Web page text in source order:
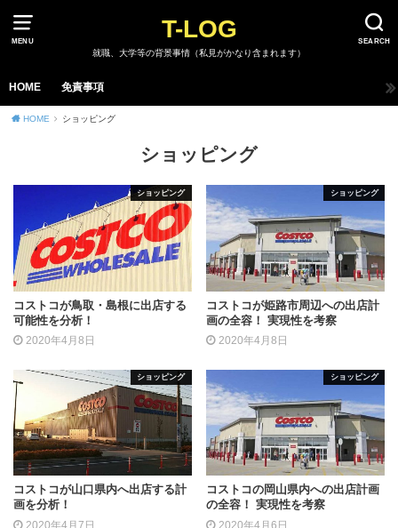
MENU SEARCH
T-LOG
就職、大学等の背景事情（私見がかなり含まれます）
HOME 免責事項
HOME ショッピング
ショッピング
ショッピング
コストコが鳥取・島根に出店する
可能性を分析！
2020年4月8日
ショッピング
コストコが姫路市周辺への出店計
画の全容！ 実現性を考察
2020年4月8日
ショッピング
コストコが山口県内へ出店する計
画を分析！
2020年4月7日
ショッピング
コストコの岡山県内への出店計画
の全容！ 実現性を考察
2020年4月6日